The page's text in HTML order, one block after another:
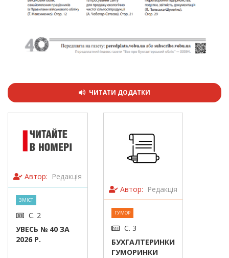
ЧИТАТИ ДОДАТКИ
Автор: Редакція
ЗМІСТ
С. 2
УВЕСЬ № 40 ЗА
2026 Р.
Автор: Редакція
ГУМОР
С. 3
БУХГАЛТЕРИНКИ
ГУМОРИНКИ